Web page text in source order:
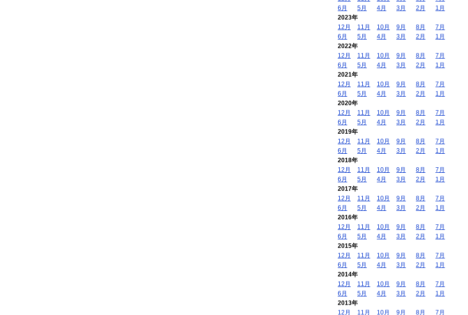
6月
5月 4月 3月 2月
1月
2023年
12月
11月 10月 9月 8月
7月
6月
5月 4月 3月 2月
1月
2022年
12月
11月 10月 9月 8月
7月
6月
5月 4月 3月 2月
1月
2021年
12月
11月 10月 9月 8月
7月
6月
5月 4月 3月 2月
1月
2020年
12月
11月 10月 9月 8月
7月
6月
5月 4月 3月 2月
1月
2019年
12月
11月 10月 9月 8月
7月
6月
5月 4月 3月 2月
1月
2018年
12月
11月 10月 9月 8月
7月
6月
5月 4月 3月 2月
1月
2017年
12月
11月 10月 9月 8月
7月
6月
5月 4月 3月 2月
1月
2016年
12月
11月 10月 9月 8月
7月
6月
5月 4月 3月 2月
1月
2015年
12月
11月 10月 9月 8月
7月
6月
5月 4月 3月 2月
1月
2014年
12月
11月 10月 9月 8月
7月
6月
5月 4月 3月 2月
1月
2013年
12月
11月 10月 9月 8月 7月